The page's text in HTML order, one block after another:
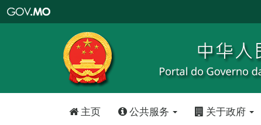
特
政
区
政
口
主页 公共服务 关于政府